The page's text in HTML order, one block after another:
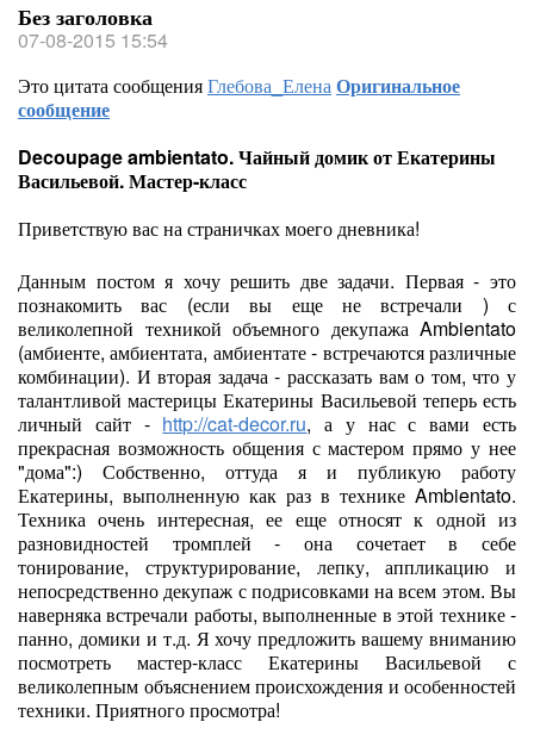
Без заголовка
07-08-2015 15:54
Это цитата сообщенияГлебова_ЕленаОригинальное
сообщение
Decoupage ambientato. Чайный домик от Екатерины
Васильевой. Мастер-класс
Приветствую вас на страничках моего дневника!
Данным постом я хочу решить две задачи. Первая - это
познакомить вас (если вы еще не встречали ) с
великолепной техникой объемного декупажа Ambientato
(амбиенте, амбиентата, амбиентате - встречаются различные
комбинации). И вторая задача - рассказать вам о том, что у
талантливой мастерицы Екатерины Васильевой теперь есть
личный сайт - http://cat-decor.ru, а у нас с вами есть
прекрасная возможность общения с мастером прямо у нее
"дома":) Собственно, оттуда я и публикую работу
Екатерины, выполненную как раз в технике Ambientato.
Техника очень интересная, ее еще относят к одной из
разновидностей тромплей - она сочетает в себе
тонирование, структурирование, лепку, аппликацию и
непосредственно декупаж с подрисовками на всем этом. Вы
наверняка встречали работы, выполненные в этой технике -
панно, домики и т.д. Я хочу предложить вашему вниманию
посмотреть мастер-класс Екатерины Васильевой с
великолепным объяснением происхождения и особенностей
техники. Приятного просмотра!